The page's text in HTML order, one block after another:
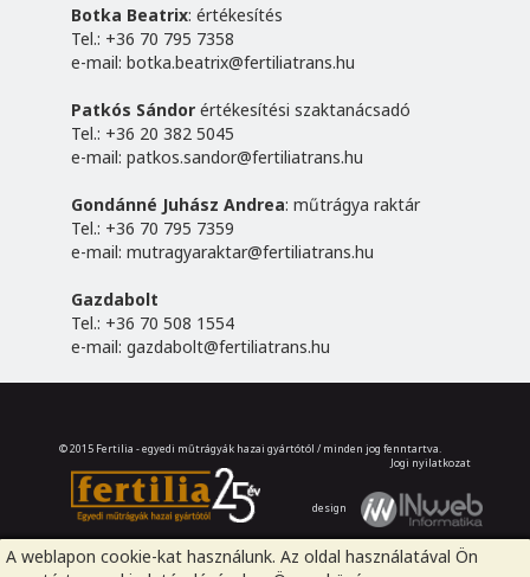
Botka Beatrix: értékesítés
Tel.: +36 70 795 7358
e-mail: botka.beatrix@fertiliatrans.hu
Patkós Sándor értékesítési szaktanácsadó
Tel.: +36 20 382 5045
e-mail: patkos.sandor@fertiliatrans.hu
Gondánné Juhász Andrea: műtrágya raktár
Tel.: +36 70 795 7359
e-mail: mutragyaraktar@fertiliatrans.hu
Gazdabolt
Tel.: +36 70 508 1554
e-mail: gazdabolt@fertiliatrans.hu
© 2015 Fertilia - egyedi műtrágyák hazai gyártótól / minden jog fenntartva.
Jogi nyilatkozat
design
A weblapon cookie-kat használunk. Az oldal használatával Ön